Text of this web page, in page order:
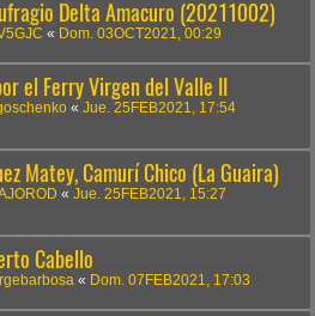
Delta Amacuro (20211002)
« Dom. 03OCT2021, 00:29
el Ferry Virgen del Valle II
« Jue. 25FEB2021, 17:54
Matey, Camurí Chico (La Guaira)
« Jue. 25FEB2021, 15:27
Cabello
« Dom. 07FEB2021, 17:03